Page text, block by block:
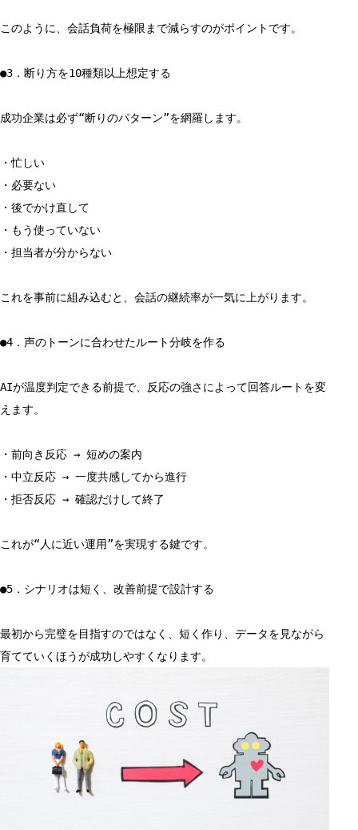
このように、会話負荷を極限まで減らすのがポイントです。
●3．断り方を10種類以上想定する
成功企業は必ず“断りのパターン”を網羅します。
・忙しい
・必要ない
・後でかけ直して
・もう使っていない
・担当者が分からない
これを事前に組み込むと、会話の継続率が一気に上がります。
●4．声のトーンに合わせたルート分岐を作る
AIが温度判定できる前提で、反応の強さによって回答ルートを変
えます。
・前向き反応 → 短めの案内
・中立反応 → 一度共感してから進行
・拒否反応 → 確認だけして終了
これが“人に近い運用”を実現する鍵です。
●5．シナリオは短く、改善前提で設計する
最初から完璧を目指すのではなく、短く作り、データを見ながら
育てていくほうが成功しやすくなります。